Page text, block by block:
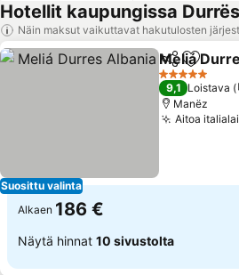
Hotellit kaupungissa
Näin maksut vaikuttavat hakutulosten
Suosittu valinta
Jaa Lisää
Meliá
5 Tähtiluokitus
9,1 Loistava
Manëz
Aitoa
Alkaen 186 €
Näytä hinnat 10 sivustolta